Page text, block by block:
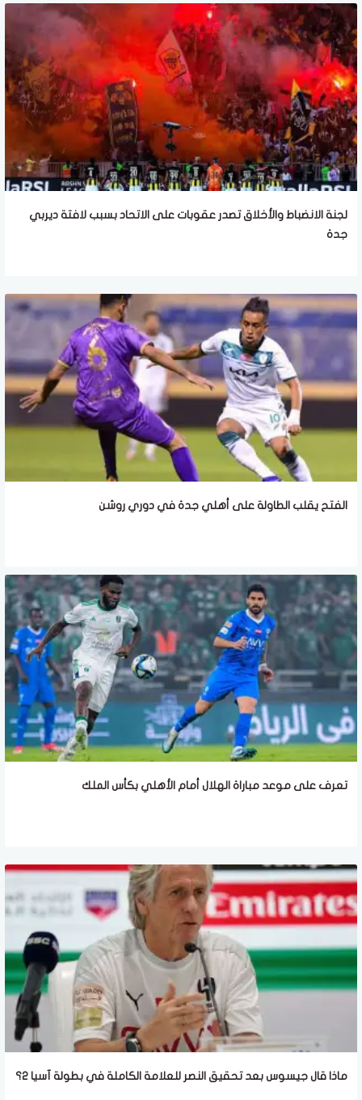
لجنة الانضباط والأخلاق تصدر عقوبات على الاتحاد بسبب لافتة ديربي
جدة
الفتح يقلب الطاولة على أهلي جدة في دوري روشن
تعرف على موعد مباراة الهلال أمام الأهلي بكأس الملك
ماذا قال جيسوس بعد تحقيق النصر للعلامة الكاملة في بطولة آسيا 2؟